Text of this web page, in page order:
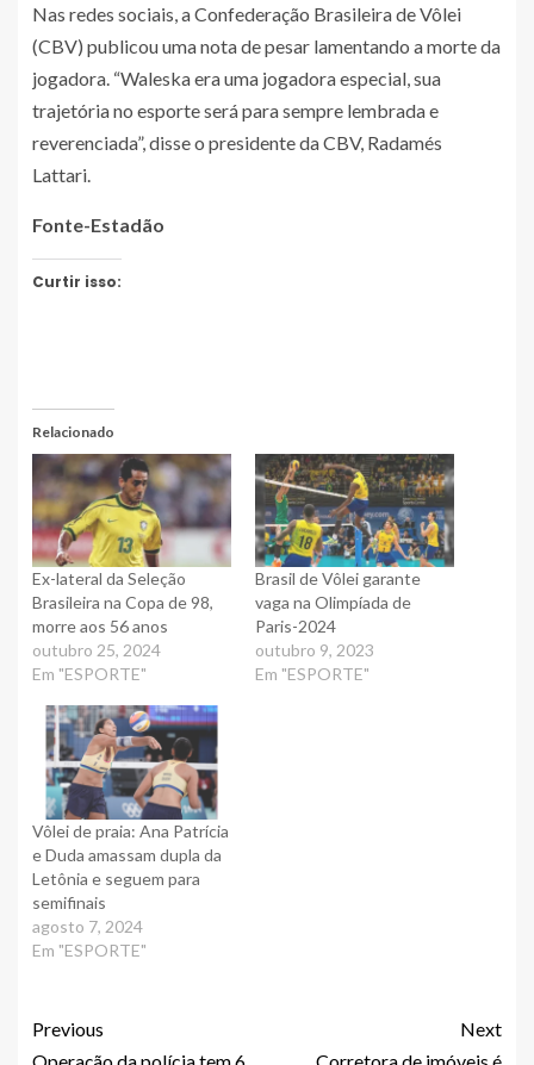
Nas redes sociais, a Confederação Brasileira de Vôlei
(CBV) publicou uma nota de pesar lamentando a morte da
jogadora. “Waleska era uma jogadora especial, sua
trajetória no esporte será para sempre lembrada e
reverenciada”, disse o presidente da CBV, Radamés
Lattari.
Fonte-Estadão
Curtir isso:
Relacionado
Ex-lateral da Seleção
Brasileira na Copa de 98,
morre aos 56 anos
outubro 25, 2024
Em "ESPORTE"
Brasil de Vôlei garante
vaga na Olimpíada de
Paris-2024
outubro 9, 2023
Em "ESPORTE"
Vôlei de praia: Ana Patrícia
e Duda amassam dupla da
Letônia e seguem para
semifinais
agosto 7, 2024
Em "ESPORTE"
Previous
Next